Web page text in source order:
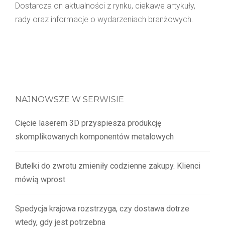
Dostarcza on aktualności z rynku, ciekawe artykuły,
rady oraz informacje o wydarzeniach branżowych.
NAJNOWSZE W SERWISIE
Cięcie laserem 3D przyspiesza produkcję
skomplikowanych komponentów metalowych
Butelki do zwrotu zmieniły codzienne zakupy. Klienci
mówią wprost
Spedycja krajowa rozstrzyga, czy dostawa dotrze
wtedy, gdy jest potrzebna